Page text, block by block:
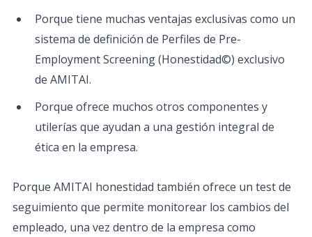
Porque tiene muchas ventajas exclusivas como un
sistema de definición de Perfiles de Pre-
Employment Screening (Honestidad©) exclusivo
de AMITAI.
Porque ofrece muchos otros componentes y
utilerías que ayudan a una gestión integral de
ética en la empresa.
Porque AMITAI honestidad también ofrece un test de
seguimiento que permite monitorear los cambios del
empleado, una vez dentro de la empresa como